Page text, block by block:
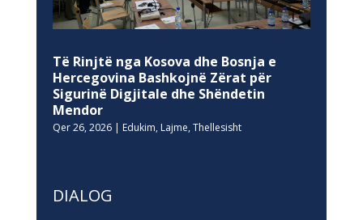
Të Rinjtë nga Kosova dhe Bosnja e
Hercegovina Bashkojnë Zërat për
Sigurinë Digjitale dhe Shëndetin
Mendor
Qer 26, 2026| Edukim, Lajme, Thellesisht
DIALOG